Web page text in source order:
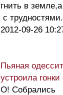
гнить в
с трудностями.
2012-09-26
Пьяная
устроила
О! Собрались